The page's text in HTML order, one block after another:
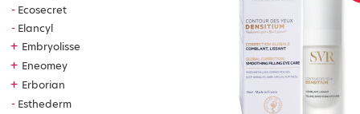
Ecosecret
Elancyl
+ Embryolisse
+ Eneomey
+ Erborian
Esthederm